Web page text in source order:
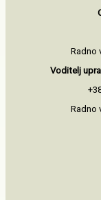
Radno
Voditelj
Radno